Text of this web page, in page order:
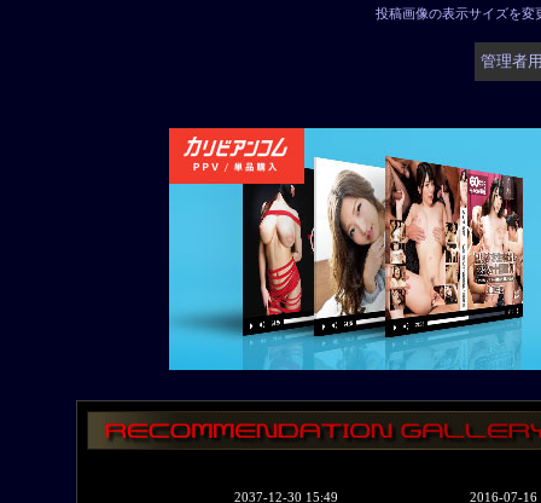
投稿画像の表示サイズを変
管理者